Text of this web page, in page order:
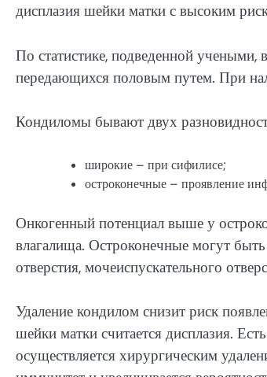
дисплазия шейки матки с высоким
По статистике, подведенной учеными,
передающихся половым путем. При
Кондиломы бывают двух
широкие – при сифилисе;
остроконечные – проявление
Онкогенный потенциал выше у
влагалища. Остроконечные могут
отверстия, мочеиспускательного
Удаление кондилом снизит риск
шейки матки считается дисплазия.
осуществляется хирургическим